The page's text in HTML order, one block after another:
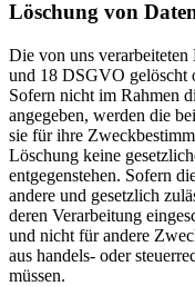
Löschung von
Die von uns
und 18 DSGVO gelöscht
Sofern nicht im Rahmen
angegeben, werden die
sie für ihre
Löschung keine
entgegenstehen. Sofern
andere und gesetzlich
deren Verarbeitung
und nicht für andere
aus handels- oder
müssen.